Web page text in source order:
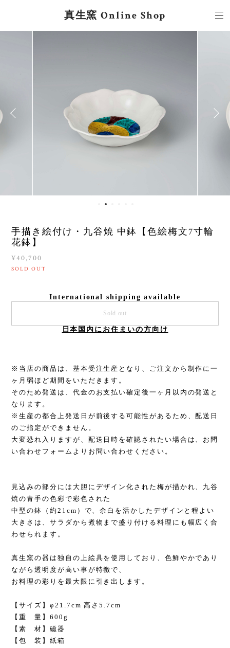
真生窯 Online Shop
手描き絵付け・九谷焼 中鉢【色絵梅文7寸輪
花鉢】
¥40,700
SOLD OUT
International shipping available
Sold out
日本国内にお住まいの方向け
※当店の商品は、基本受注生産となり、ご注文から制作に一
ヶ月弱ほど期間をいただきます。
そのため発送は、代金のお支払い確定後一ヶ月以内の発送と
なります。
※生産の都合上発送日が前後する可能性があるため、配送日
のご指定ができません。
大変恐れ入りますが、配送日時を確認されたい場合は、お問
い合わせフォームよりお問い合わせください。
見込みの部分には大胆にデザイン化された梅が描かれ、九谷
焼の青手の色彩で彩色された
中型の鉢（約21cm）で、余白を活かしたデザインと程よい
大きさは、サラダから煮物まで盛り付ける料理にも幅広く合
わせられます。
真生窯の器は独自の上絵具を使用しており、色鮮やかであり
ながら透明度が高い事が特徴で、
お料理の彩りを最大限に引き出します。
【サイズ】φ21.7cm 高さ5.7cm
【重 量】600g
【素 材】磁器
【包 装】紙箱